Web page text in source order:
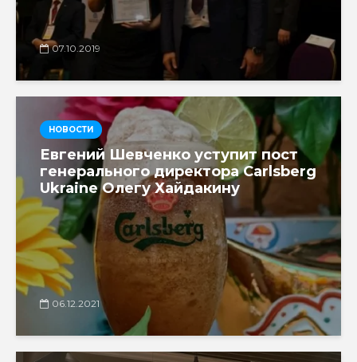
07.10.2019
НОВОСТИ
Евгений Шевченко уступит пост
генерального директора Carlsberg
Ukraine Олегу Хайдакину
06.12.2021